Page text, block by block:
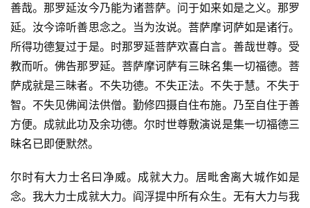
善哉。那罗延汝今乃能为诸菩萨。问于如来如是之义。那罗
延。汝今谛听善思念之。当为汝说。菩萨摩诃萨如是诸行。
所得功德复过于是。时那罗延菩萨欢喜白言。善哉世尊。受
教而听。佛告那罗延。菩萨摩诃萨有三昧名集一切福德。菩
萨成就是三昧者。不失功德。不失正法。不失于慧。不失于
智。不失见佛闻法供僧。勤修四摄自住布施。乃至自住于善
方便。成就此功及余功德。尔时世尊敷演说是集一切福德三
昧名已即便默然。
尔时有大力士名曰净威。成就大力。居毗舍离大城作如是
念。我大力士成就大力。阎浮提中所有众生。无有大力与我